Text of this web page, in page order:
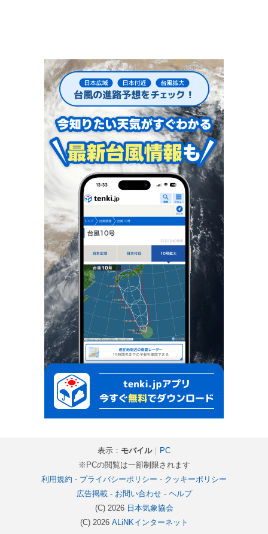
表示： モバイル｜
PC
※PCの閲覧は一部制限されます
利用規約 - プライバシーポリシー - クッキーポリシー
広告掲載- お問い合わせ- ヘルプ
(C) 2026 日本気象協会
(C) 2026 ALiNKインターネット